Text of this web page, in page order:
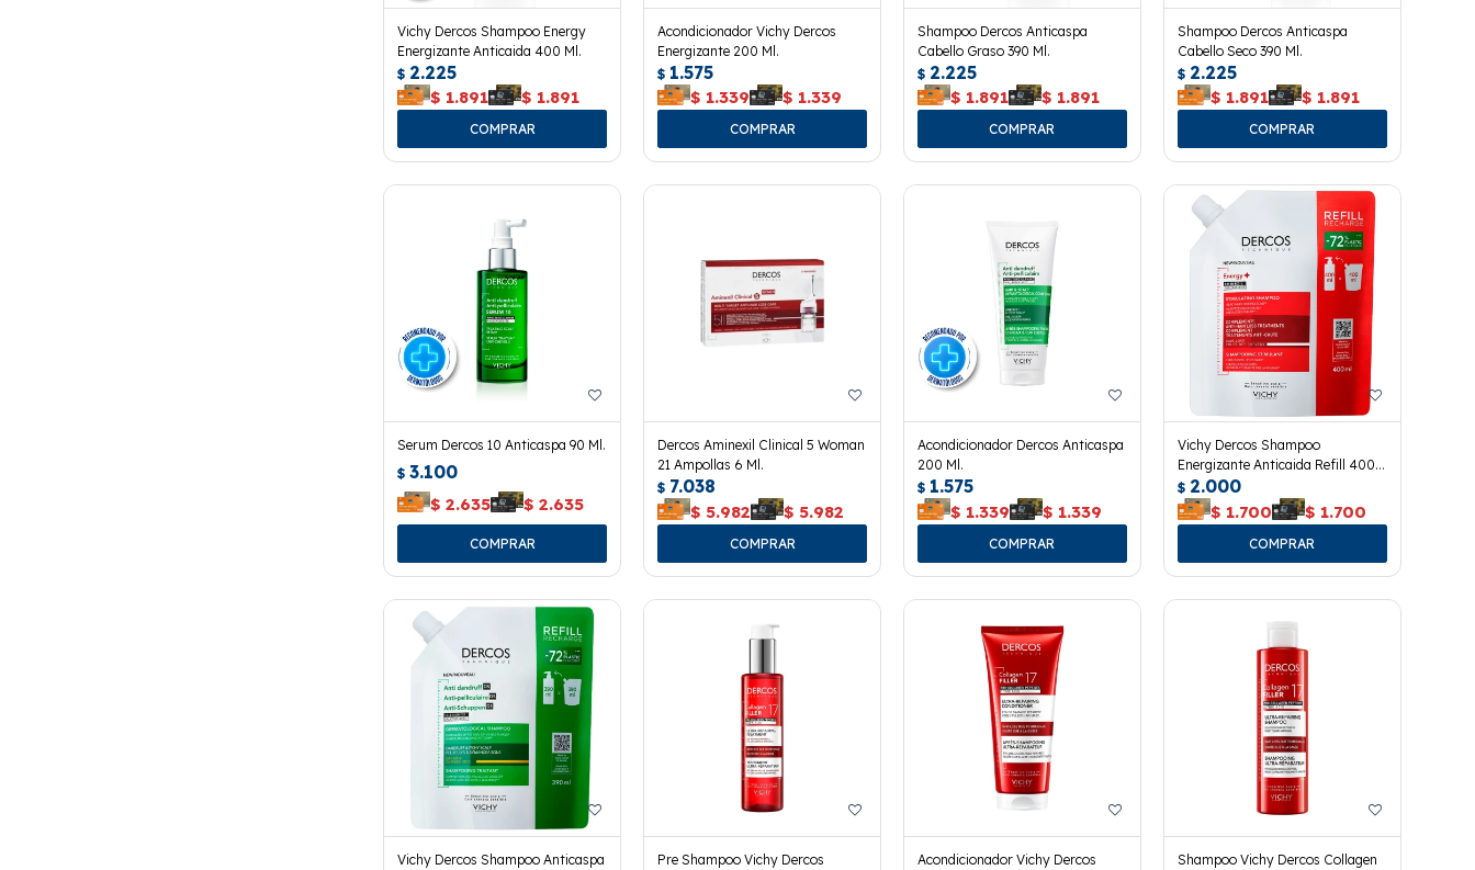
Vichy Dercos Shampoo Energy
Energizante Anticaida 400 Ml.
$ 2.225
$ 1.891 $ 1.891
Acondicionador Vichy Dercos
Energizante 200 Ml.
$ 1.575
$ 1.339 $ 1.339
Shampoo Dercos Anticaspa
Cabello Graso 390 Ml.
$ 2.225
$ 1.891 $ 1.891
Shampoo Dercos Anticaspa
Cabello Seco 390 Ml.
$ 2.225
$ 1.891 $ 1.891
Serum Dercos 10 Anticaspa 90 Ml.
$ 3.100
$ 2.635 $ 2.635
Dercos Aminexil Clinical 5 Woman
21 Ampollas 6 Ml.
$ 7.038
$ 5.982 $ 5.982
Acondicionador Dercos Anticaspa
200 Ml.
$ 1.575
$ 1.339 $ 1.339
Vichy Dercos Shampoo
Energizante Anticaida Refill 400
Ml.
$ 2.000
$ 1.700 $ 1.700
Vichy Dercos Shampoo Anticaspa
Pre Shampoo Vichy Dercos
Acondicionador Vichy Dercos
Shampoo Vichy Dercos Collagen